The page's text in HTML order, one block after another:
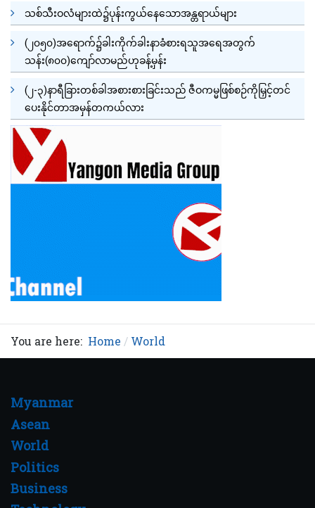
သစ်သီးဝလံများထဲ၌ပုန်းကွယ်နေသောအန္တရာယ်များ
(၂၀၅၀)အရောက်၌ခါးကိုက်ခါးနာခံစားရသူအရေအတွက်
သန်း(၈၀၀)ကျော်လာမည်ဟုခန့်မှန်း
(၂-၃)နာရီခြားတစ်ခါအစားစားခြင်းသည် ဇီဝကမ္မဖြစ်စဉ်ကိုမြှင့်တင်
ပေးနိုင်တာအမှန်တကယ်လား
You are here: Home World
Myanmar
Asean
World
Politics
Business